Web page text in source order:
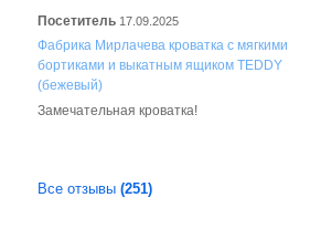
Посетитель 17.09.2025
Фабрика Мирлачева кроватка с мягкими
бортиками и выкатным ящиком TEDDY
(бежевый)
Замечательная кроватка!
Все отзывы (251)